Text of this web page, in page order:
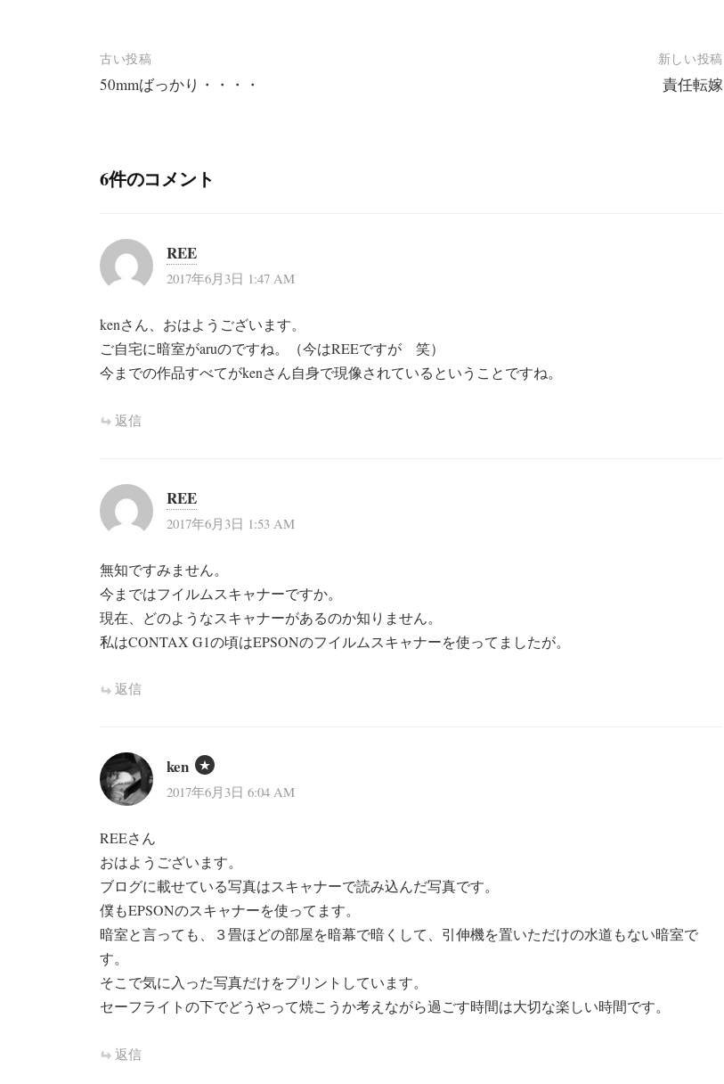
投
稿
ゲ
シ
ョ
古い投稿
50mmばっかり・・・・
新しい投稿
責任転嫁
6件のコメント
REE
2017年6月3日 1:47 AM
kenさん、おはようございます。
ご自宅に暗室がaruのですね。（今はREEですが 笑）
今までの作品すべてがkenさん自身で現像されているということですね。
返信
REE
2017年6月3日 1:53 AM
無知ですみません。
今まではフイルムスキャナーですか。
現在、どのようなスキャナーがあるのか知りません。
私はCONTAX G1の頃はEPSONのフイルムスキャナーを使ってましたが。
返信
ken
2017年6月3日 6:04 AM
REEさん
おはようございます。
ブログに載せている写真はスキャナーで読み込んだ写真です。
僕もEPSONのスキャナーを使ってます。
暗室と言っても、３畳ほどの部屋を暗幕で暗くして、引伸機を置いただけの水道もない暗室で
す。
そこで気に入った写真だけをプリントしています。
セーフライトの下でどうやって焼こうか考えながら過ごす時間は大切な楽しい時間です。
返信